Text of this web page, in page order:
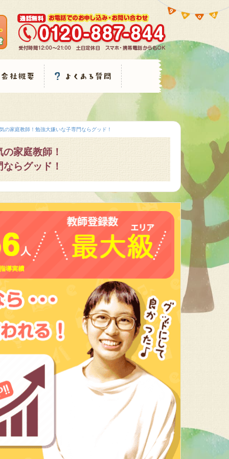
の家庭教師！勉強大嫌いな子専門ならグッド！
家庭教師！
らグッド！